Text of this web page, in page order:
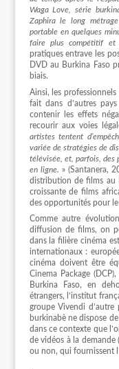
Waga Love, série
Zaphira le long métrage
portable en quelques
faire plus compétitif et
pratiques entrave les
DVD au Burkina Faso
biais.
Ainsi, les
fait dans d’autres
contenir les effets
recourir aux voies
artistes tentent
variée de stratégies de
télévisée, et, parfois, des
en ligne. » (Santanera,
distribution de films au
croissante de films
des opportunités pour
Comme autre
diffusion de films, on
dans la filière cinéma
internationaux :
cinéma doivent être
Cinema Package
Burkina Faso, en
étrangers, l’institut
groupe Vivendi d’autre
burkinabè ne dispose
dans ce contexte que
de vidéos à la demande
ou non, qui fournissent